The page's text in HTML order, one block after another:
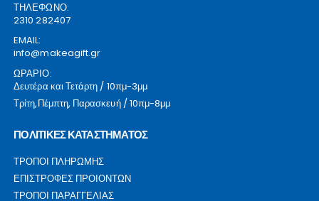
ΤΗΛΕΦΩΝΟ:
2310 282407
EMAIL:
info@makeagift.gr
ΩΡΑΡΙΟ:
Δευτέρα και Τετάρτη / 10πμ-3μμ
Τρίτη,Πέμπτη, Παρασκευή / 10πμ-8μμ
ΠΟΛΙΤΙΚΕΣ ΚΑΤΑΣΤΗΜΑΤΟΣ
ΤΡΟΠΟΙ ΠΛΗΡΩΜΗΣ
ΕΠΙΣΤΡΟΦΕΣ ΠΡΟΙΟΝΤΩΝ
ΤΡΟΠΟΙ ΠΑΡΑΓΓΕΛΙΑΣ